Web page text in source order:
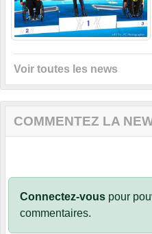
Voir toutes les news
COMMENTEZ LA
Connectez-vous pour
commentaires.